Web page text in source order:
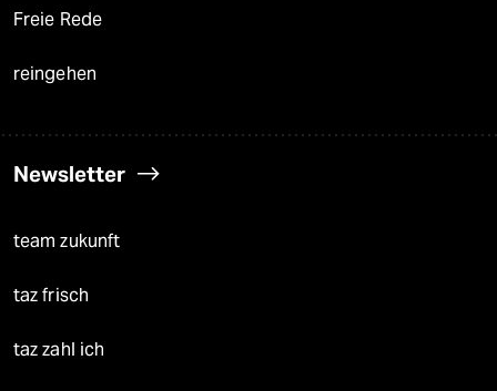
Freie Rede
reingehen
Newsletter
team zukunft
taz frisch
taz zahl ich